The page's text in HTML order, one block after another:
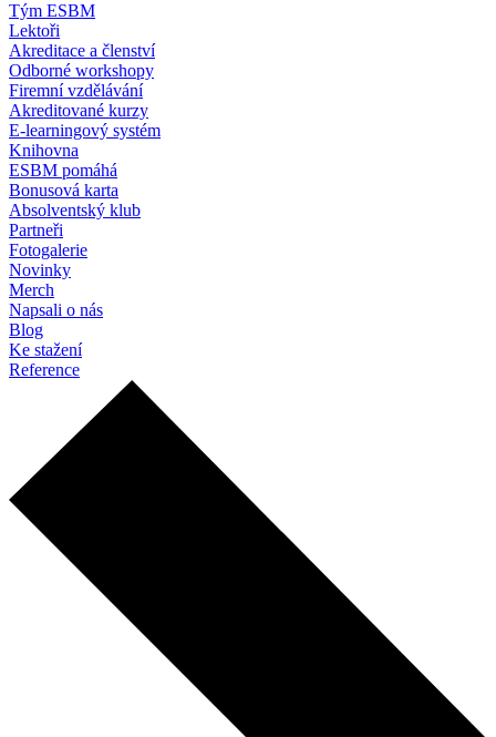
Tým ESBM
Lektoři
Akreditace a členství
Odborné workshopy
Firemní vzdělávání
Akreditované kurzy
E-learningový systém
Knihovna
ESBM pomáhá
Bonusová karta
Absolventský klub
Partneři
Fotogalerie
Novinky
Merch
Napsali o nás
Blog
Ke stažení
Reference